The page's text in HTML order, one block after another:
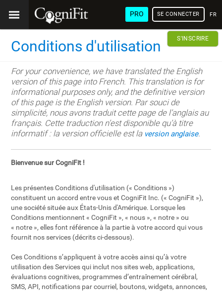
PRO SE CONNECTER
S'INSCRIRE
Conditions d'utilisation
For your convenience, we have translated the English
version of this page into French. This translation is for
informational purposes only, and the definitive version
of this page is the English version. Par souci de
simplicité, nous avons traduit cette page de l’anglais au
français. Cette traduction n’est disponible qu’à titre
informatif : la version officielle est la version anglaise.
Bienvenue sur CogniFit !
Les présentes Conditions d'utilisation (« Conditions »)
constituent un accord entre vous et CogniFit Inc. (« CogniFit »),
une société située aux États-Unis d'Amérique. Lorsque les
Conditions mentionnent « CogniFit », « nous », « notre » ou
« notre », elles font référence à la partie à votre accord qui vous
fournit nos services (décrits ci-dessous).
Ces Conditions s’appliquent à votre accès ainsi qu’à votre
utilisation des Services qui inclut nos sites web, applications,
évaluations cognitives, programmes d’entraînement cérébral,
SMS, API, notifications par courriel, boutons, widgets, annonces,